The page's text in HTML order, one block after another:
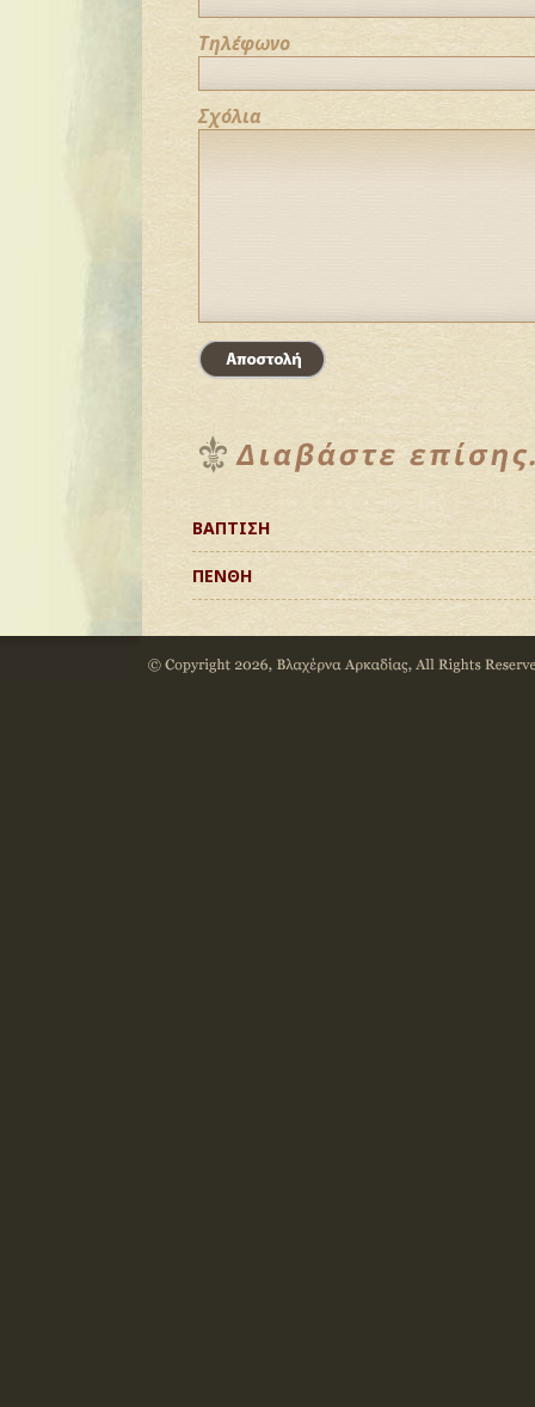
Τηλέφωνο
Σχόλια
ΒΑΠΤΙΣΗ
ΠΕΝΘΗ